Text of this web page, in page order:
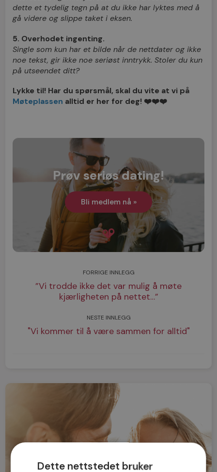
dette et tydelig tegn på at du ikke har lyktes med å
gå videre og slippe taket i eksen.
5. Overhodet ingenting.
Single som kun har et bilde når de nettdater og ikke
noe tekst, gir ikke noe seriøst inntrykk. Stoler du kun
på utseendet ditt?
Lykke til! Har du spørsmål, skal du vite at vi på
Møteplassen alltid er her for deg! ❤️❤️❤️
Prøv seriøs dating!
Bli medlem nå »
FORRIGE INNLEGG
”Vi trodde ikke det var mulig å møte
kjærligheten på nettet…”
NESTE INNLEGG
"Vi kommer til å være sammen for alltid"
Dette nettstedet bruker